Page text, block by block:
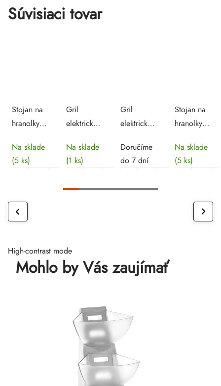
Súvisiaci tovar
Stojan na
hranolky
cm
Na sklade
(5 ks)
Gril
elektrický
-
72x55x24,5
Na sklade
(1 ks)
Gril
elektrický
55x38x24
cm
Doručíme
do 7 dní
Stojan na
hranolky
cm
Na sklade
(5 ks)
High-contrast mode
Mohlo by Vás zaujímať